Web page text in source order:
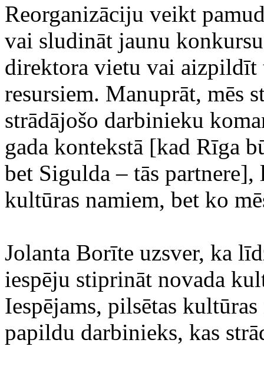
Reorganizāciju veikt
vai sludināt jaunu
direktora vietu vai aizpildīt
resursiem. Manuprāt, mēs
strādājošo darbinieku
gada kontekstā [kad Rīga
bet Sigulda – tās
kultūras namiem, bet ko
Jolanta Borīte uzsver, ka
iespēju stiprināt novada
Iespējams, pilsētas
papildu darbinieks, kas